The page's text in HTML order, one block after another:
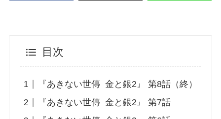
目次
『あきない世傳 金と銀2』 第8話（終）
『あきない世傳 金と銀2』 第7話